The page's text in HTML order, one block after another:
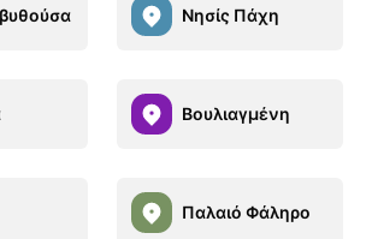
Νησίς Πάχη
Βουλιαγμένη
Παλαιό Φάληρο